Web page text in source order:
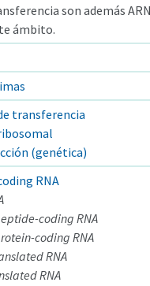
son además
ámbito.
transferencia
(genética)
RNA
coding RNA
coding RNA
RNA
RNA